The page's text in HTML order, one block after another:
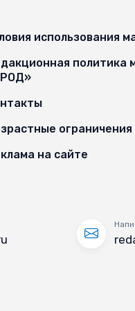
использования
политика
на сайте